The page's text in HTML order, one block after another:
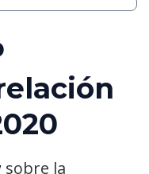
sobre la